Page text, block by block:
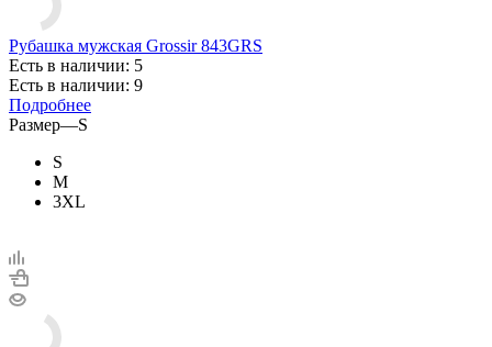
Рубашка мужская Grossir 843GRS
Есть в наличии: 5
Есть в наличии: 9
Подробнее
Размер—S
S
M
3XL